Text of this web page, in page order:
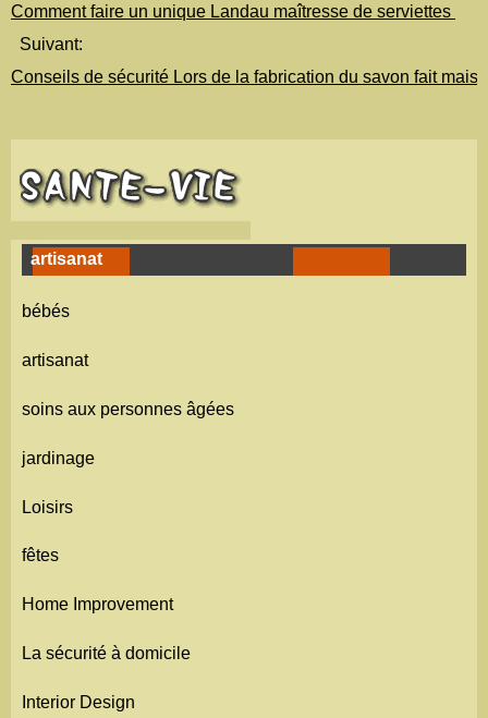
artisanat
bébés
artisanat
soins aux personnes âgées
jardinage
Loisirs
fêtes
Home Improvement
La sécurité à domicile
Interior Design
Comment faire un unique Landau maîtresse de serviettes
Suivant:
Conseils de sécurité Lors de la fabrication du savon fait